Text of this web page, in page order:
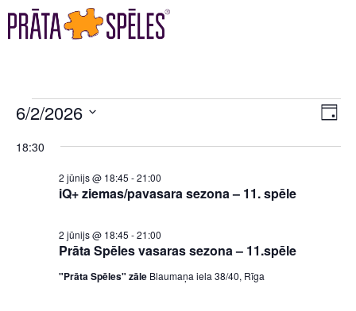
DAY
6/2/2026
date.
18:30
iQ+ ziemas/pavasara sezona – 11. spēle
2 jūnijs @ 18:45 -21:00
Prāta Spēles vasaras sezona – 11.spēle
2 jūnijs @ 18:45 -21:00
"Prāta Spēles" zāle Blaumaņa iela 38/40, Rīga